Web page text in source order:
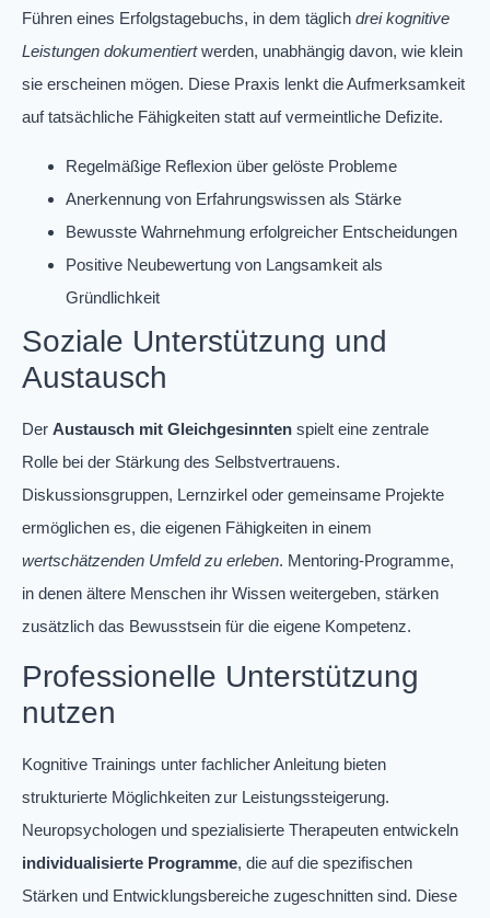
Führen eines Erfolgstagebuchs, in dem täglich drei kognitive
Leistungen dokumentiertwerden, unabhängig davon, wie klein
sie erscheinen mögen. Diese Praxis lenkt die Aufmerksamkeit
auf tatsächliche Fähigkeiten statt auf vermeintliche Defizite.
Regelmäßige Reflexion über gelöste Probleme
Anerkennung von Erfahrungswissen als Stärke
Bewusste Wahrnehmung erfolgreicher Entscheidungen
Positive Neubewertung von Langsamkeit als
Gründlichkeit
Soziale Unterstützung und
Austausch
Der Austausch mit Gleichgesinnten spielt eine zentrale
Rolle bei der Stärkung des Selbstvertrauens.
Diskussionsgruppen, Lernzirkel oder gemeinsame Projekte
ermöglichen es, die eigenen Fähigkeiten in einem
wertschätzenden Umfeld zu erleben. Mentoring-Programme,
in denen ältere Menschen ihr Wissen weitergeben, stärken
zusätzlich das Bewusstsein für die eigene Kompetenz.
Professionelle Unterstützung
nutzen
Kognitive Trainings unter fachlicher Anleitung bieten
strukturierte Möglichkeiten zur Leistungssteigerung.
Neuropsychologen und spezialisierte Therapeuten entwickeln
individualisierte Programme, die auf die spezifischen
Stärken und Entwicklungsbereiche zugeschnitten sind. Diese